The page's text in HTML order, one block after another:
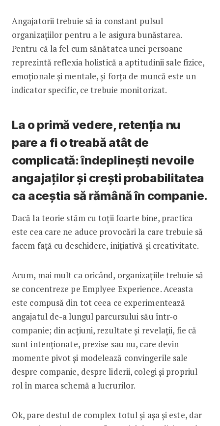
Angajatorii trebuie să ia constant pulsul
organizațiilor pentru a le asigura bunăstarea.
Pentru că la fel cum sănătatea unei persoane
reprezintă reflexia holistică a aptitudinii sale fizice,
emoționale și mentale, și forța de muncă este un
indicator specific, ce trebuie monitorizat.
La o primă vedere, retenția nu
pare a fi o treabă atât de
complicată: îndeplinești nevoile
angajaților și crești probabilitatea
ca aceștia să rămână în companie.
Dacă la teorie stăm cu toții foarte bine, practica
este cea care ne aduce provocări la care trebuie să
facem față cu deschidere, inițiativă și creativitate.
Acum, mai mult ca oricând, organizațiile trebuie să
se concentreze pe Emplyee Experience. Aceasta
este compusă din tot ceea ce experimentează
angajatul de-a lungul parcursului său într-o
companie; din acțiuni, rezultate și revelații, fie că
sunt intenționate, prezise sau nu, care devin
momente pivot și modelează convingerile sale
despre companie, despre liderii, colegi și propriul
rol în marea schemă a lucrurilor.
Ok, pare destul de complex totul și așa și este, dar